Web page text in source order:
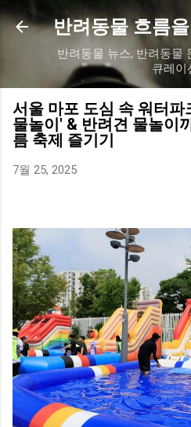
기본 콘텐츠로
반려동물 흐름
반려동물 뉴스, 반려동물
큐레이
서울 마포 도심 속 워터파
물놀이' & 반려견 물놀이
름 축제 즐기기
7월 25, 2025